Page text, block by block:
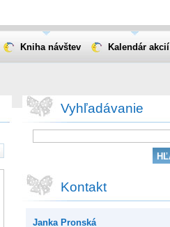
Vyhľadávanie
Kontakt
Janka Pronská
Kniha návštev Kalendár akcií